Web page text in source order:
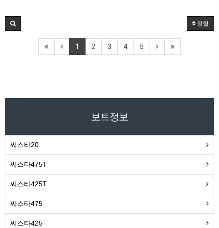
정렬
1 2 3 4 5
보트정보
씨스타20
씨스타475T
씨스타425T
씨스타475
씨스타425